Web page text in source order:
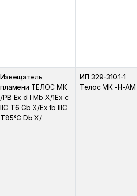
Извещатель
пламени ТЕЛОС МК
/PB Ex d I Mb X/1Ex d
IIC T6 Gb X/Ex tb IIIC
T85°C Db X/
ИП 329-310.1-1
Телос МК -Н-АМ